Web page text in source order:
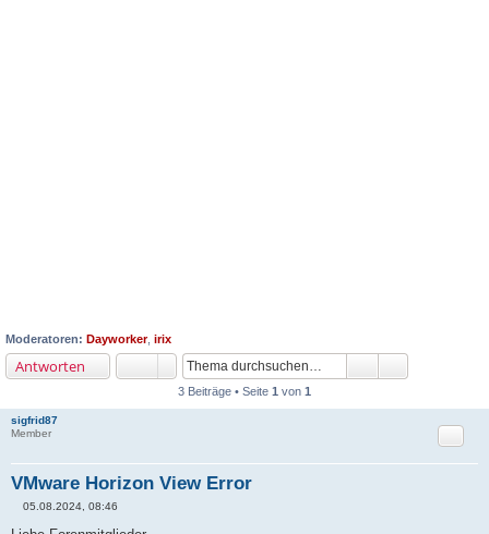
Moderatoren: Dayworker, irix
Antworten
3 Beiträge • Seite 1 von 1
sigfrid87
Member
VMware Horizon View Error
Zitat
05.08.2024, 08:46